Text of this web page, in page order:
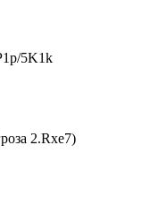
5K1k
2.Rxe7)